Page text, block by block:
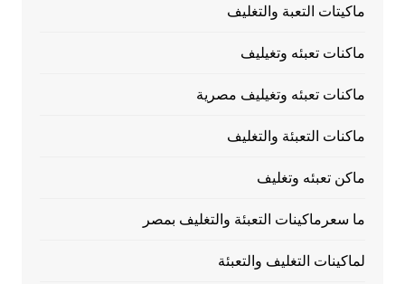
ماكيتات التعبة والتغليف
ماكنات تعبئه وتغيليف
ماكنات تعبئه وتغيليف مصرية
ماكنات التعبئة والتغليف
ماكن تعبئه وتغليف
ما سعرماكينات التعبئة والتغليف بمصر
لماكينات التغليف والتعبئة